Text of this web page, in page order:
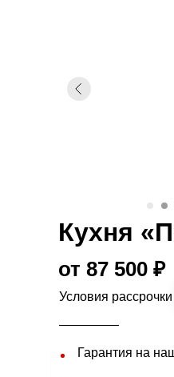
Кухня
от 87 500 ₽
Условия рассрочки
Гарантия на